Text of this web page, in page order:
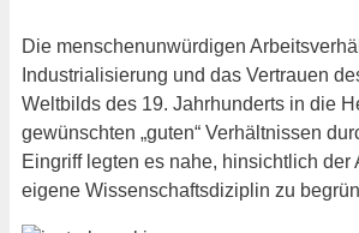
Die menschenunwürdigen
Industrialisierung und das Vertrauen
Weltbilds des 19. Jahrhunderts in die
gewünschten „guten“ Verhältnissen
Eingriff legten es nahe, hinsichtlich der
eigene Wissenschaftsdiziplin zu